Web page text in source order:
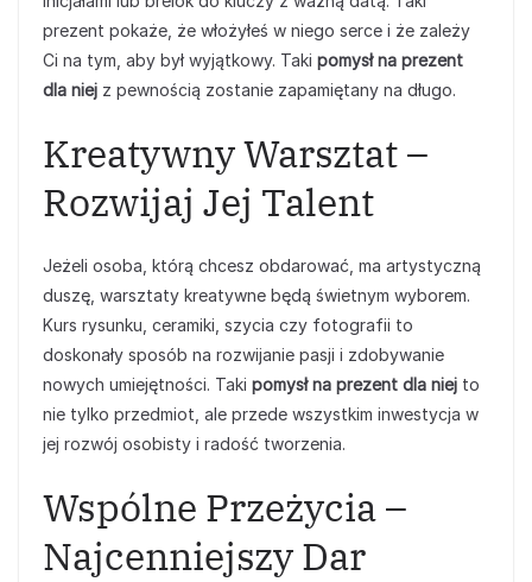
prezent pokaże, że włożyłeś w niego serce i że zależy
Ci na tym, aby był wyjątkowy. Taki pomysł na prezent
dla niej z pewnością zostanie zapamiętany na długo.
Kreatywny Warsztat –
Rozwijaj Jej Talent
Jeżeli osoba, którą chcesz obdarować, ma artystyczną
duszę, warsztaty kreatywne będą świetnym wyborem.
Kurs rysunku, ceramiki, szycia czy fotografii to
doskonały sposób na rozwijanie pasji i zdobywanie
nowych umiejętności. Taki pomysł na prezent dla niej to
nie tylko przedmiot, ale przede wszystkim inwestycja w
jej rozwój osobisty i radość tworzenia.
Wspólne Przeżycia –
Najcenniejszy Dar